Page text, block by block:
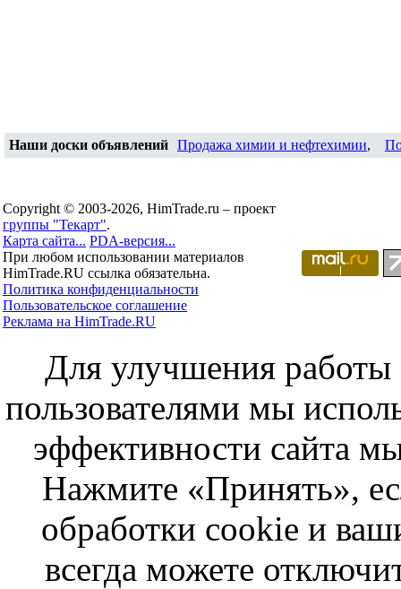
Наши доски объявлений Продажа химии и нефтехимии,
Copyright © 2003-2026, HimTrade.ru – проект
группы "Текарт".
Карта сайта... PDA-версия...
При любом использовании материалов
HimTrade.RU ссылка обязательна.
Политика конфиденциальности
Пользовательское соглашение
Реклама на HimTrade.RU
Для улучшения работы
пользователями мы
эффективности сайта
Нажмите «Принять»,
обработки cookie и
всегда можете